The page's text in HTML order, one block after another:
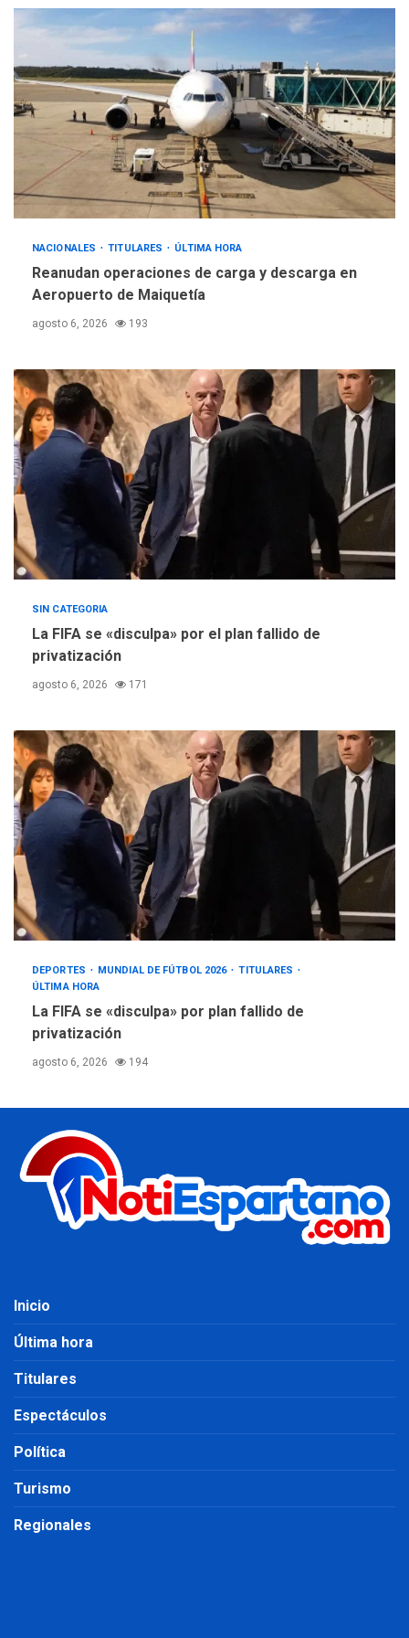
NACIONALES TITULARES ÚLTIMA HORA
Reanudan operaciones de carga y descarga en
Aeropuerto de Maiquetía
agosto 6, 2026 193
SIN CATEGORIA
La FIFA se «disculpa» por el plan fallido de
privatización
agosto 6, 2026 171
DEPORTES MUNDIAL DE FÚTBOL 2026
TITULARES
ÚLTIMA HORA
La FIFA se «disculpa» por plan fallido de
privatización
agosto 6, 2026 194
Inicio
Última hora
Titulares
Espectáculos
Política
Turismo
Regionales